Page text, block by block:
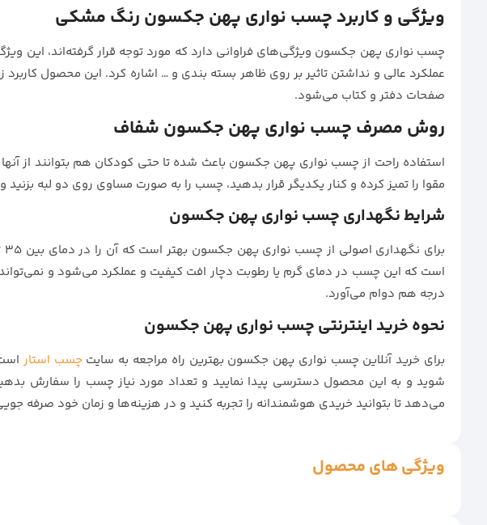
ویژگی و کاربرد چسب نواری پهن جکسون رنگ مشکی
چسب نواری پهن جکسون ویژگی‌های فراوانی دارد که مورد توجه قرار گرفته‌اند، این
عملکرد عالی و نداشتن تاثیر بر روی ظاهر بسته بندی و … اشاره کرد. این محصول
صفحات دفتر و کتاب می‌شود.
روش مصرف چسب نواری پهن جکسون شفاف
استفاده راحت از چسب نواری پهن جکسون باعث شده تا حتی کودکان هم بتوانند از آنها
مقوا را تمیز کرده و کنار یکدیگر قرار بدهید، چسب را به صورت مساوی روی دو لبه
شرایط نگهداری چسب نواری پهن جکسون
درجه هم دوام می‌آورد.
نحوه خرید اینترنتی چسب نواری پهن جکسون
برای خرید آنلاین چسب نواری پهن جکسون بهترین راه مراجعه به سایت چسب استار
شوید و به این محصول دسترسی پیدا نمایید و تعداد مورد نیاز چسب را سفارش
می‌دهد تا بتوانید خریدی هوشمندانه را تجربه کنید و در هزینه‌ها و زمان خود صرفه
ویژگی های محصول